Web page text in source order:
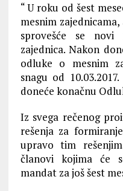
“ U roku od šest
mesnim
sprovešće se
zajednica. Nakon
odluke o mesnim
snagu od
doneće konačnu
Iz svega rečenog
rešenja za
upravo tim
članovi kojima će
mandat za još šest